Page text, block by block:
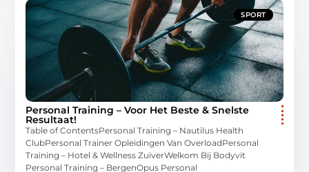
SPORT
Personal Training – Voor Het Beste & Snelste
Resultaat!
Table of ContentsPersonal Training – Nautilus Health
ClubPersonal Trainer Opleidingen Van OverloadPersonal
Training – Hotel & Wellness ZuiverWelkom Bij Bodyvit
Personal Training – BergenOpus Personal